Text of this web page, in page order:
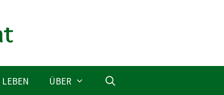
ÜBER